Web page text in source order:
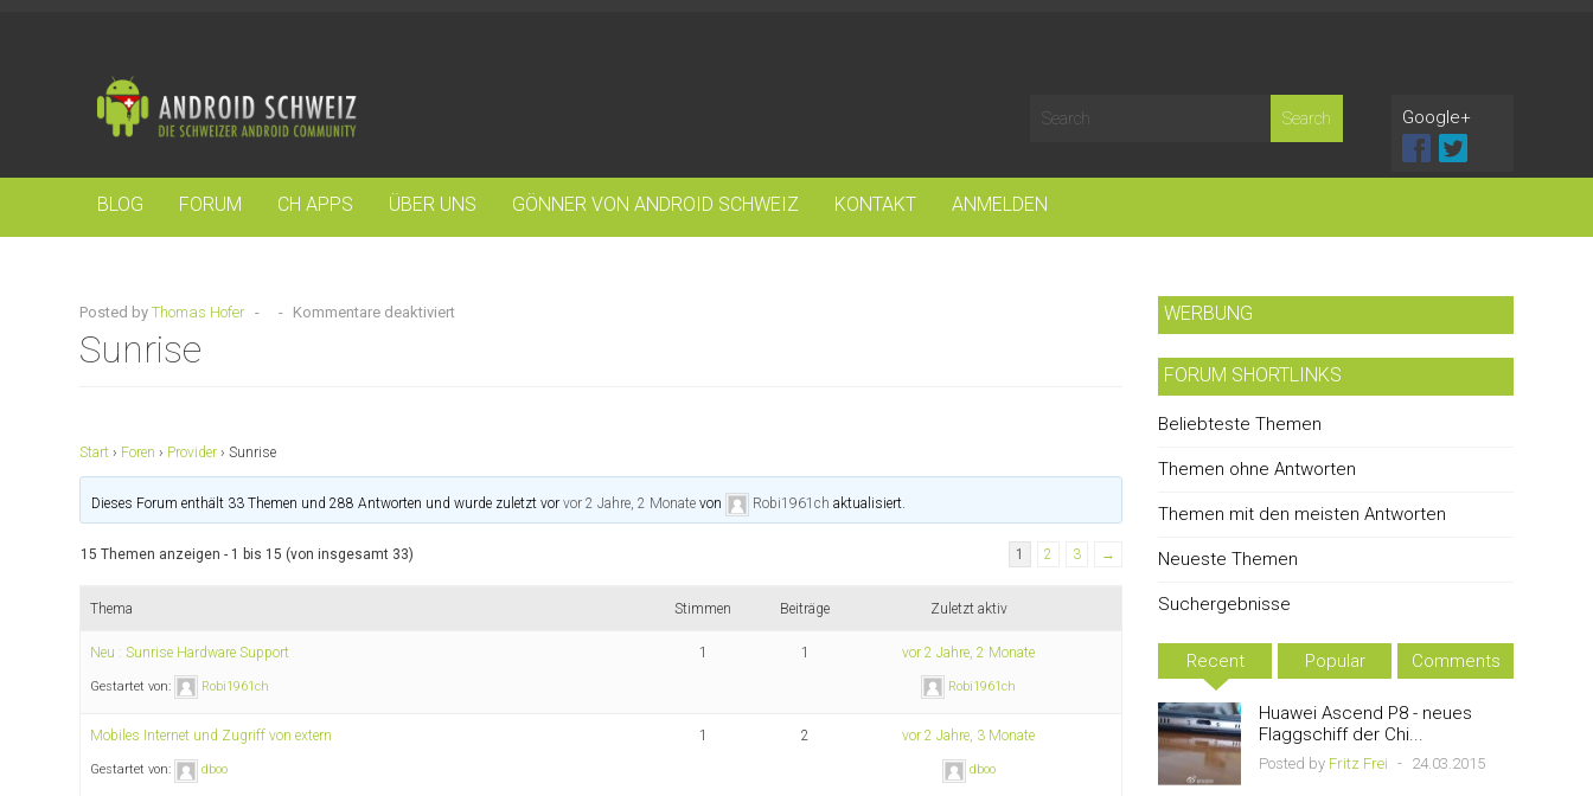
Google+
BLOG FORUM CH APPS ÜBER UNS GÖNNER VON ANDROID SCHWEIZ KONTAKT ANMELDEN
Posted by Thomas Hofer - - Kommentare deaktiviert
Sunrise
Start › Foren › Provider › Sunrise
Dieses Forum enthält 33 Themen und 288 Antworten und wurde zuletzt vorvor 2 Jahre, 2 Monate von Robi1961ch aktualisiert.
15 Themen anzeigen - 1 bis 15 (von insgesamt 33) 1 2 3 →
Thema Stimmen Beiträge Zuletzt aktiv
Neu : Sunrise Hardware Support
Gestartet von: Robi1961ch
1 1 vor 2 Jahre, 2 Monate
Robi1961ch
Mobiles Internet und Zugriff von extern
Gestartet von: dboo
1 2 vor 2 Jahre, 3 Monate
dboo
WERBUNG
FORUM SHORTLINKS
Beliebteste Themen
Themen ohne Antworten
Themen mit den meisten Antworten
Neueste Themen
Suchergebnisse
Recent Popular Comments
Huawei Ascend P8 - neues
Flaggschiff der Chi...
Posted by Fritz Frei - 24.03.2015